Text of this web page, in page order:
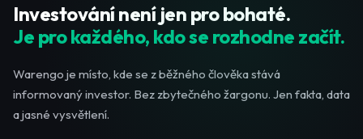
Investování není jen pro bohaté.
Je pro každého, kdo se rozhodne začít.
Warengo je místo, kde se z běžného člověka stává
informovaný investor. Bez zbytečného žargonu. Jen fakta, data
a jasné vysvětlení.